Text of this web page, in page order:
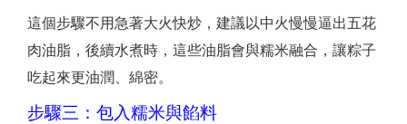
這個步驟不用急著大火快炒，建議以中火慢慢逼出五花
肉油脂，後續水煮時，這些油脂會與糯米融合，讓粽子
吃起來更油潤、綿密。
步驟三：包入糯米與餡料